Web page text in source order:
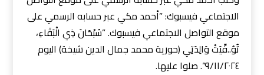
الاجتماعي فيسبوك: ”أحمد مكي عبر حسابه الرسمي على
موقع التواصل الاجتماعي فيسبوك. ”سُبْحَانَ ذِي الْبَقَاءِ،
تُوُ..فِّيَتْ وَالِدَتِي (حورية محمد جمال الدين شيخة) اليوم
٩/١١/٢٠٢٤“. صلوا عليها.